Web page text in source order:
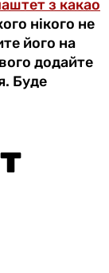
з какао
нікого не
його на
додайте
Буде